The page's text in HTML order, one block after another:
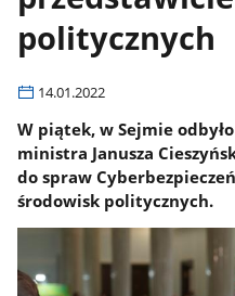
politycznych
14.01.2022
W piątek, w Sejmie
ministra Janusza
do spraw
środowisk politycznych.